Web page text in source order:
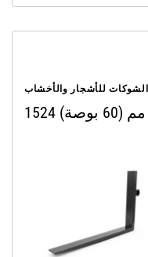
للأشجار والأخشاب
1524 مم (60 بوصة)